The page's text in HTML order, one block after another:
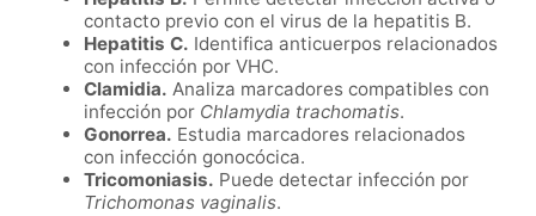
contacto previo con el virus de la hepatitis B.
Hepatitis C. Identifica anticuerpos relacionados
con infección por VHC.
Clamidia. Analiza marcadores compatibles con
infección por Chlamydia trachomatis.
Gonorrea. Estudia marcadores relacionados
con infección gonocócica.
Tricomoniasis. Puede detectar infección por
Trichomonas vaginalis.